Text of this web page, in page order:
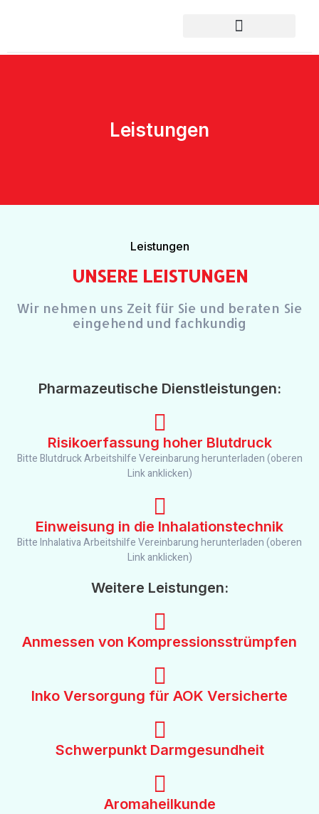
Leistungen
Leistungen
UNSERE LEISTUNGEN
Wir nehmen uns Zeit für Sie und beraten Sie
eingehend und fachkundig
Pharmazeutische Dienstleistungen:
Risikoerfassung hoher Blutdruck
Bitte Blutdruck Arbeitshilfe Vereinbarung herunterladen (oberen
Link anklicken)
Einweisung in die Inhalationstechnik
Bitte Inhalativa Arbeitshilfe Vereinbarung herunterladen (oberen
Link anklicken)
Weitere Leistungen:
Anmessen von Kompressionsstrümpfen
Inko Versorgung für AOK Versicherte
Schwerpunkt Darmgesundheit
Aromaheilkunde